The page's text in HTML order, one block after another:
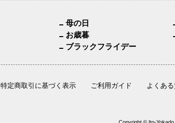
母の日
お歳暮
ブラックフライデー
特定商取引に基づく表示 ご利用ガイド よくある